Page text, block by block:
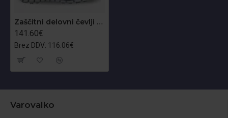
Zaščitni delovni čevlji Ligero S1P
141.60€
Brez DDV: 116.06€
Varovalko